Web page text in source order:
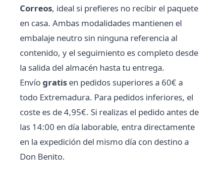
Correos, ideal si prefieres no recibir el paquete
en casa. Ambas modalidades mantienen el
embalaje neutro sin ninguna referencia al
contenido, y el seguimiento es completo desde
la salida del almacén hasta tu entrega.
Envíogratis en pedidos superiores a 60€ a
todo Extremadura. Para pedidos inferiores, el
coste es de 4,95€. Si realizas el pedido antes de
las 14:00 en día laborable, entra directamente
en la expedición del mismo día con destino a
Don Benito.